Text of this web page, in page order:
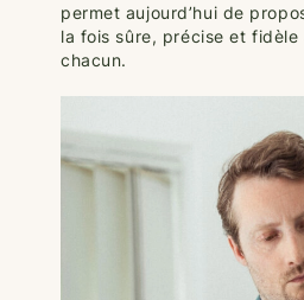
permet aujourd’hui de
la fois sûre, précise et fidèle
chacun.